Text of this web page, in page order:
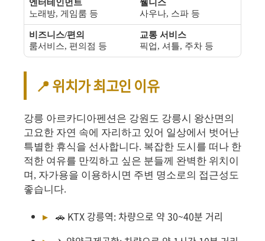
엔터테인먼트
노래방, 게임룸 등
웰니스
사우나, 스파 등
비즈니스/편의
룸서비스, 편의점 등
교통 서비스
픽업, 셔틀, 주차 등
📍 위치가 최고인 이유
강릉 아르카디아펜션은 강원도 강릉시 왕산면의
고요한 자연 속에 자리하고 있어 일상에서 벗어난
특별한 휴식을 선사합니다. 복잡한 도시를 떠나 한
적한 여유를 만끽하고 싶은 분들께 완벽한 위치이
며, 자가용을 이용하시면 주변 명소로의 접근성도
좋습니다.
🚗 KTX 강릉역: 차량으로 약 30~40분 거리